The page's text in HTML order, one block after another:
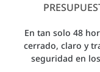
En tan solo 48
cerrado, claro y
seguridad en